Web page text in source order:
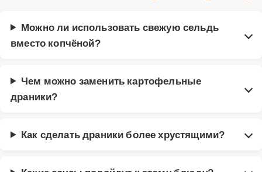
Можно ли использовать свежую сельдь
вместо копчёной?
Чем можно заменить картофельные
драники?
Как сделать драники более хрустящими?